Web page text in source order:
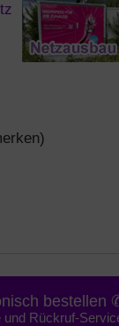
bestellen
und Rückruf-